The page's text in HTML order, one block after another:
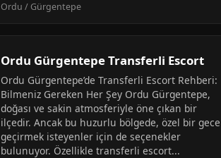
Ordu / Gürgentepe
Ordu Gürgentepe Transferli Escort
Ordu Gürgentepe’de Transferli Escort Rehberi:
Bilmeniz Gereken Her Şey Ordu Gürgentepe,
doğası ve sakin atmosferiyle öne çıkan bir
ilçedir. Ancak bu huzurlu bölgede, özel bir gece
geçirmek isteyenler için de seçenekler
bulunuyor. Özellikle transferli escort...